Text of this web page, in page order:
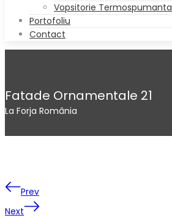
Vopsitorie Termospumanta
Portofoliu
Contact
Fatade Ornamentale 21
La Forja România
Prev
Next